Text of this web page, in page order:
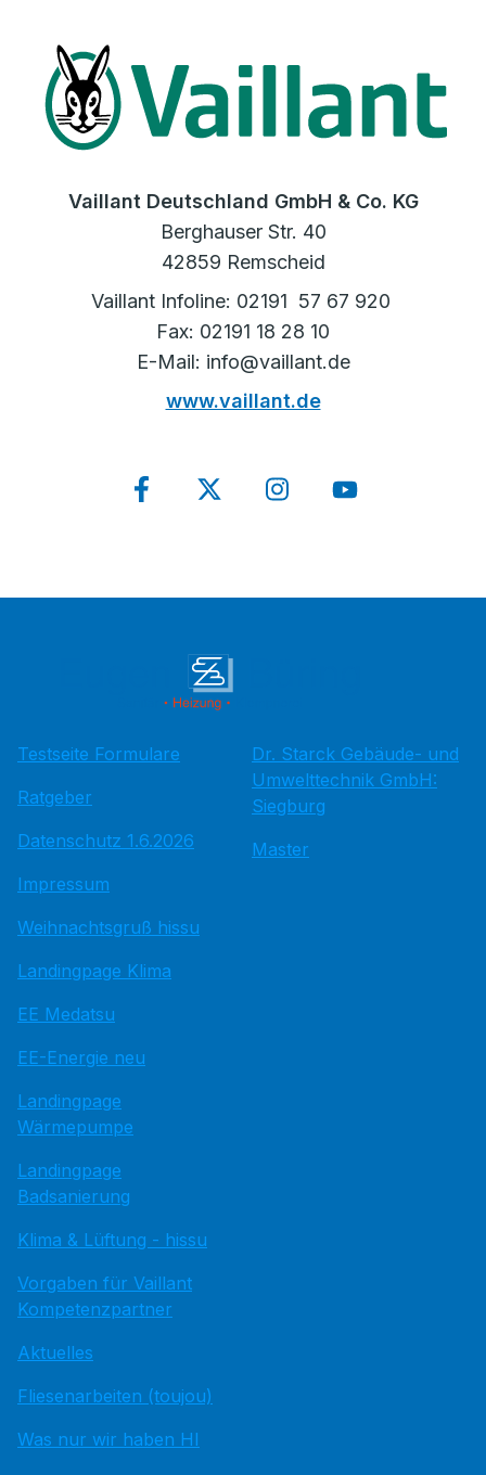
Vaillant Deutschland GmbH & Co. KG
Berghauser Str. 40
42859 Remscheid
Vaillant Infoline: 02191 57 67 920
Fax: 02191 18 28 10
E-Mail: info@vaillant.de
www.vaillant.de
Testseite Formulare
Ratgeber
Datenschutz 1.6.2026
Impressum
Weihnachtsgruß hissu
Landingpage Klima
EE Medatsu
EE-Energie neu
Landingpage
Wärmepumpe
Landingpage
Badsanierung
Klima & Lüftung - hissu
Vorgaben für Vaillant
Kompetenzpartner
Aktuelles
Fliesenarbeiten (toujou)
Was nur wir haben HI
Dr. Starck Gebäude- und
Umwelttechnik GmbH:
Siegburg
Master